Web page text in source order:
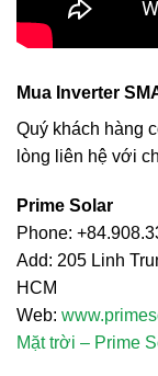
Mua Inverter
Quý khách hàng
lòng liên hệ với
Prime Solar
Phone:
Add: 205 Linh
HCM
Web:
Mặt trời – Prime